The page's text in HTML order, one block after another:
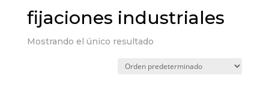
fijaciones industriales
Mostrando el único resultado